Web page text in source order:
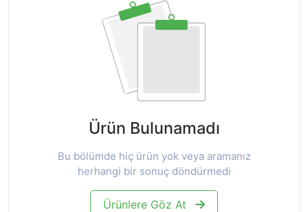
Ürün Bulunamadı
Bu bölümde hiç ürün yok veya aramanız
herhangi bir sonuç döndürmedi
Ürünlere Göz At